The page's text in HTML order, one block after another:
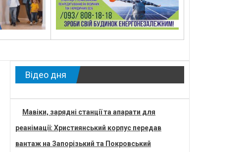
Відео дня
Мавіки, зарядні станції та апарати для
реанімації: Християнський корпус передав
вантаж на Запорізький та Покровський